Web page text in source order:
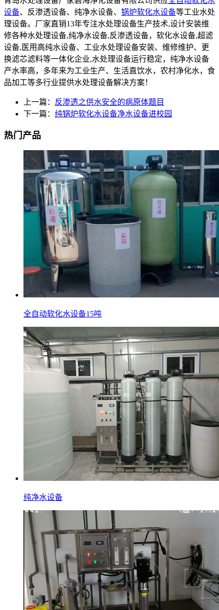
设备、反渗透设备、纯净水设备、 锅炉软化水设备等工业水处
理设备。厂家直销13年专注水处理设备生产技术,设计安装维
修各种水处理设备,纯净水设备,反渗透设备，软化水设备,超滤
设备,医用高纯水设备、工业水处理设备安装、维修维护、更
换滤芯滤料等一体化企业,水处理设备运行稳定，纯净水设备
产水率高，多年来为工业生产、生活直饮水，农村净化水，食
品加工等多行业提供水处理设备解决方案！
上一篇：
反渗透之供水安全的病原体题目
下一篇： 纯锅炉软化水设备净水设备进校园
热门产品
全自动软化水设备15吨
纯净水设备